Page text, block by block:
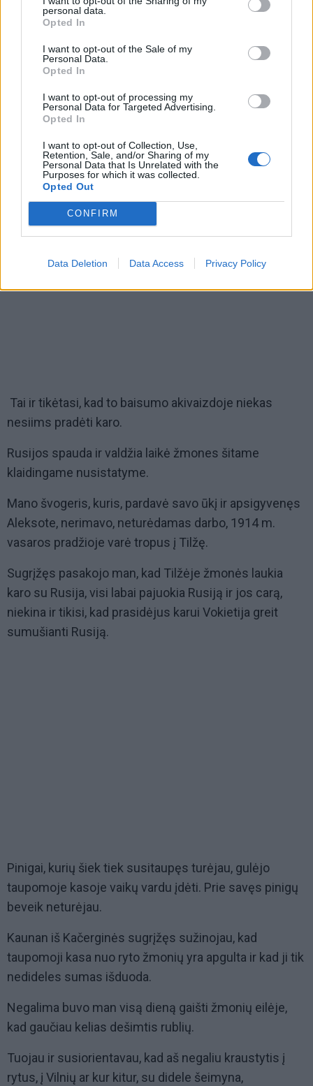
personal data.
Opted In
I want to opt-out of the Sale of my
Personal Data.
Opted In
I want to opt-out of processing my
Personal Data for Targeted Advertising.
Opted In
I want to opt-out of Collection, Use,
Retention, Sale, and/or Sharing of my
Personal Data that Is Unrelated with the
Purposes for which it was collected.
Opted Out
CONFIRM
Data Deletion Data Access Privacy Policy
antrą garlaivį, kuris atplaukė keliomis valandomis
vėliau, patekome ir mes.
Parplaukę Kaunan, pamatėme, kad ir iš Kauno žmonės
kraustosi.
Rusijos gyventojus, o ypač mane, karas netikėtai
užklupo. Buvo kalbama, kad gali kilti karas, bet buvo
aišku, kad tas karas turės būti labai didelis, beveik
pasaulinis.
Tai ir tikėtasi, kad to baisumo akivaizdoje niekas
nesiims pradėti karo.
Rusijos spauda ir valdžia laikė žmones šitame
klaidingame nusistatyme.
Mano švogeris, kuris, pardavė savo ūkį ir apsigyvenęs
Aleksote, nerimavo, neturėdamas darbo, 1914 m.
vasaros pradžioje varė tropus į Tilžę.
Sugrįžęs pasakojo man, kad Tilžėje žmonės laukia
karo su Rusija, visi labai pajuokia Rusiją ir jos carą,
niekina ir tikisi, kad prasidėjus karui Vokietija greit
sumušianti Rusiją.
Pinigai, kurių šiek tiek susitaupęs turėjau, gulėjo
taupomoje kasoje vaikų vardu įdėti. Prie savęs pinigų
beveik neturėjau.
Kaunan iš Kačerginės sugrįžęs sužinojau, kad
taupomoji kasa nuo ryto žmonių yra apgulta ir kad ji tik
nedideles sumas išduoda.
Negalima buvo man visą dieną gaišti žmonių eilėje,
kad gaučiau kelias dešimtis rublių.
Tuojau ir susiorientavau, kad aš negaliu kraustytis į
rytus, į Vilnių ar kur kitur, su didele šeimyna,